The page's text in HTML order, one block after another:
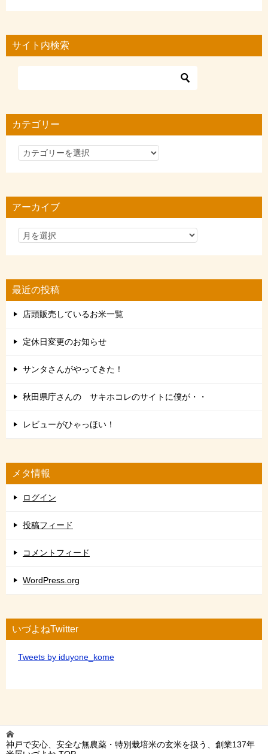
サイト内検索
カテゴリー
カ
リ
アーカイブ
最近の投稿
店頭販売しているお米一覧
定休日変更のお知らせ
サンタさんがやってきた！
秋田県庁さんの サキホコレのサイトに僕が・・
レビューがひゃっほい！
メタ情報
ログイン
投稿フィード
コメントフィード
WordPress.org
いづよねTwitter
Tweets by iduyone_kome
神戸で安心、安全な無農薬・特別栽培米の玄米を扱う、創業137年